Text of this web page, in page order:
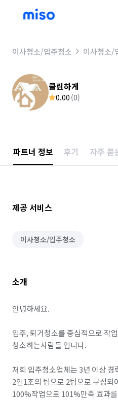
이사청소/입주청소 이사청소/
클린하게
0.00 (0)
파트너 정보 후기 자주 묻
제공 서비스
이사청소/입주청소
소개
안녕하세요.
입주, 퇴거청소를 중심적으로 작
청소하는사람들 입니다.
저희 입주청소업체는 3년 이상 경
2인1조의 팀으로 2팀으로 구성되
100%작업으로 101%만족 효과